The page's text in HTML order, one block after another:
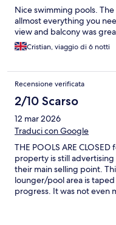
Nice swimming pools.
allmost everything you
view and balcony was
Cristian, viaggio di 6 notti
Recensione verificata
2/10 Scarso
12 mar 2026
Traduci con Google
THE POOLS ARE
property is still advertising
their main selling point.
lounger/pool area is
progress. It was not even